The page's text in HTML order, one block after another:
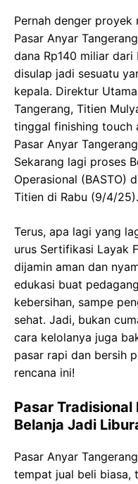
Pernah denger proyek
Pasar Anyar
dana Rp140 miliar dari
disulap jadi sesuatu
kepala. Direktur
Tangerang, Titien
tinggal finishing touch
Pasar Anyar
Sekarang lagi proses
Operasional (BASTO)
Titien di Rabu (9/4/25).
Terus, apa lagi yang
urus Sertifikasi Layak
dijamin aman dan
edukasi buat
kebersihan, sampe
sehat. Jadi, bukan
cara kelolanya juga
pasar rapi dan bersih
rencana ini!
Pasar
Belanja Jadi
Pasar Anyar
tempat jual beli biasa,